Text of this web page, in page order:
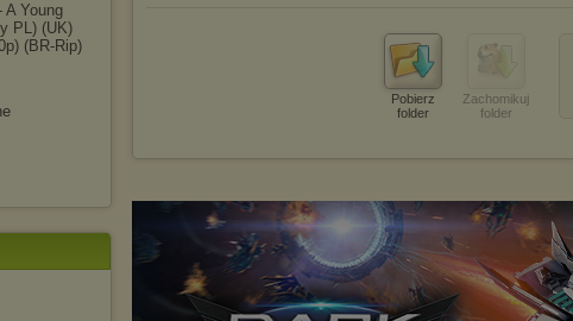
A Young
PL) (UK)
(BR-Rip)
Pobierz
folder
Zachomikuj
folder